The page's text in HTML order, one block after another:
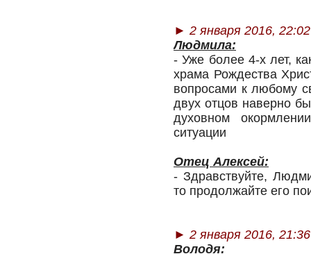
► 2 января 2016, 22:02
Людмила:
- Уже более 4-х лет,
храма Рождества
вопросами к любому
двух отцов наверно
духовном
ситуации
Отец Алексей:
- Здравствуйте,
то продолжайте его
► 2 января 2016, 21:36
Володя: